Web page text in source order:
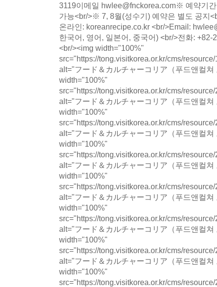
3119이메일 hwlee@fnckorea.com※ 예약기
가능<br/>※ 7, 8월(성수기) 예약은 별도 공지
온라인: koreanrecipe.co.kr <br/>Email:
한국어, 영어, 일본어, 중국어) <br/>전화: +82-
<br/><img width="100%"
src="https://tong.visitkorea.or.kr/cms/
alt="フード＆カルチャーコリア（푸드앤컬
width="100%"
src="https://tong.visitkorea.or.kr/cms/
alt="フード＆カルチャーコリア（푸드앤컬
width="100%"
src="https://tong.visitkorea.or.kr/cms/
alt="フード＆カルチャーコリア（푸드앤컬
width="100%"
src="https://tong.visitkorea.or.kr/cms/
alt="フード＆カルチャーコリア（푸드앤컬
width="100%"
src="https://tong.visitkorea.or.kr/cms/
alt="フード＆カルチャーコリア（푸드앤컬
width="100%"
src="https://tong.visitkorea.or.kr/cms/
alt="フード＆カルチャーコリア（푸드앤컬
width="100%"
src="https://tong.visitkorea.or.kr/cms/
alt="フード＆カルチャーコリア（푸드앤컬
width="100%"
src="https://tong.visitkorea.or.kr/cms/